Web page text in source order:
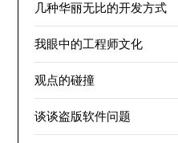
几种华丽无比的开发方式
我眼中的工程师文化
观点的碰撞
谈谈盗版软件问题